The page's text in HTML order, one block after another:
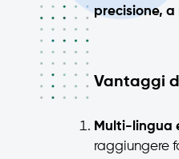
precisione,
Vantaggi
Multi-lingua
raggiungere